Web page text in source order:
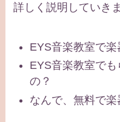
詳しく説明していきま
EYS音楽教室で楽
EYS音楽教室で
の？
なんで、無料で